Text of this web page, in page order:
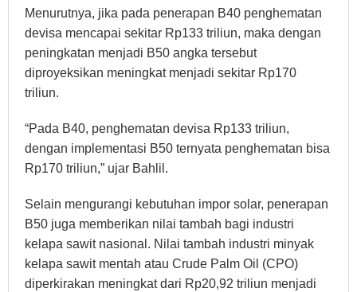
Menurutnya, jika pada penerapan B40 penghematan
devisa mencapai sekitar Rp133 triliun, maka dengan
peningkatan menjadi B50 angka tersebut
diproyeksikan meningkat menjadi sekitar Rp170
triliun.
“Pada B40, penghematan devisa Rp133 triliun,
dengan implementasi B50 ternyata penghematan bisa
Rp170 triliun,” ujar Bahlil.
Selain mengurangi kebutuhan impor solar, penerapan
B50 juga memberikan nilai tambah bagi industri
kelapa sawit nasional. Nilai tambah industri minyak
kelapa sawit mentah atau Crude Palm Oil (CPO)
diperkirakan meningkat dari Rp20,92 triliun menjadi